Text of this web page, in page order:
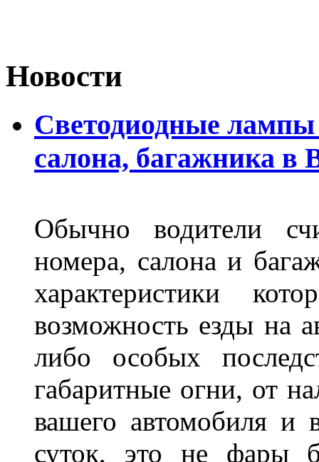
Новости
Светодиодные лампы
салона, багажника в
Обычно водители
номера, салона и
характеристики
возможность езды на
либо особых
габаритные огни, от
вашего автомобиля и
суток, это не фары